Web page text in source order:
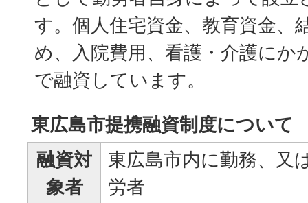
す。個人住宅資金、教育資金、
め、入院費用、看護・介護にか
で融資しています。
東広島市提携融資制度について
融資対
象者
東広島市内に勤務、又
労者